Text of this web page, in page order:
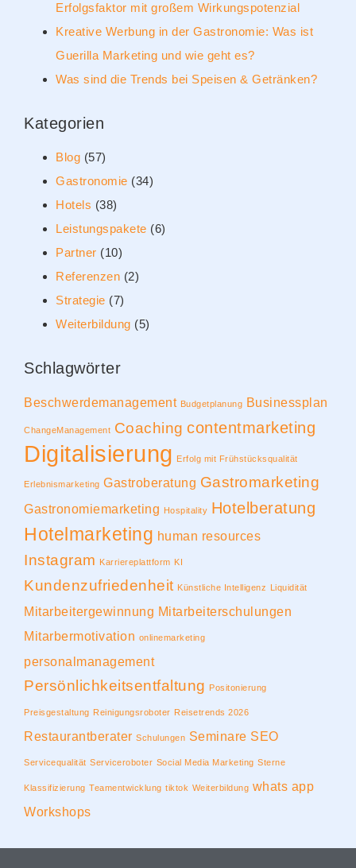
Erfolgsfaktor mit großem Wirkungspotenzial
Kreative Werbung in der Gastronomie: Was ist
Guerilla Marketing und wie geht es?
Was sind die Trends bei Speisen & Getränken?
Kategorien
Blog (57)
Gastronomie (34)
Hotels (38)
Leistungspakete (6)
Partner (10)
Referenzen (2)
Strategie (7)
Weiterbildung (5)
Schlagwörter
Beschwerdemanagement Budgetplanung Businessplan
ChangeManagement Coaching contentmarketing
Digitalisierung Erfolg mit Frühstücksqualität
Erlebnismarketing Gastroberatung Gastromarketing
Gastronomiemarketing Hospitality Hotelberatung
Hotelmarketing human resources
Instagram Karriereplattform KI
Kundenzufriedenheit Künstliche Intelligenz Liquidität
Mitarbeitergewinnung Mitarbeiterschulungen
Mitarbermotivation onlinemarketing
personalmanagement
Persönlichkeitsentfaltung Positonierung
Preisgestaltung Reinigungsroboter Reisetrends 2026
Restaurantberater Schulungen Seminare SEO
Servicequalität Serviceroboter Social Media Marketing Sterne
Klassifizierung Teamentwicklung tiktok Weiterbildung whats app
Workshops